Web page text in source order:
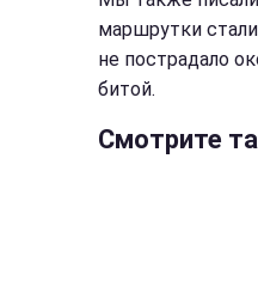
маршрутки
не пострадало
битой.
Смотрите